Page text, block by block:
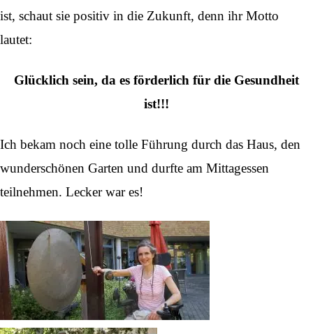
ist, schaut sie positiv in die Zukunft, denn ihr Motto
lautet:
Glücklich sein, da es förderlich für die Gesundheit
ist!!!
Ich bekam noch eine tolle Führung durch das Haus, den
wunderschönen Garten und durfte am Mittagessen
teilnehmen. Lecker war es!